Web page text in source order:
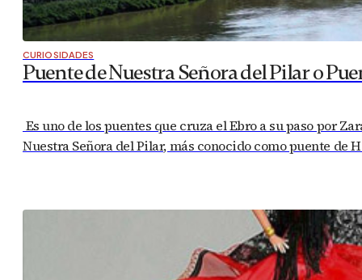
CURIOSIDADES
Puente de Nuestra Señora del Pilar o
Es uno de los puentes que cruza el Ebro a su paso por
Nuestra Señora del Pilar, más conocido como puente